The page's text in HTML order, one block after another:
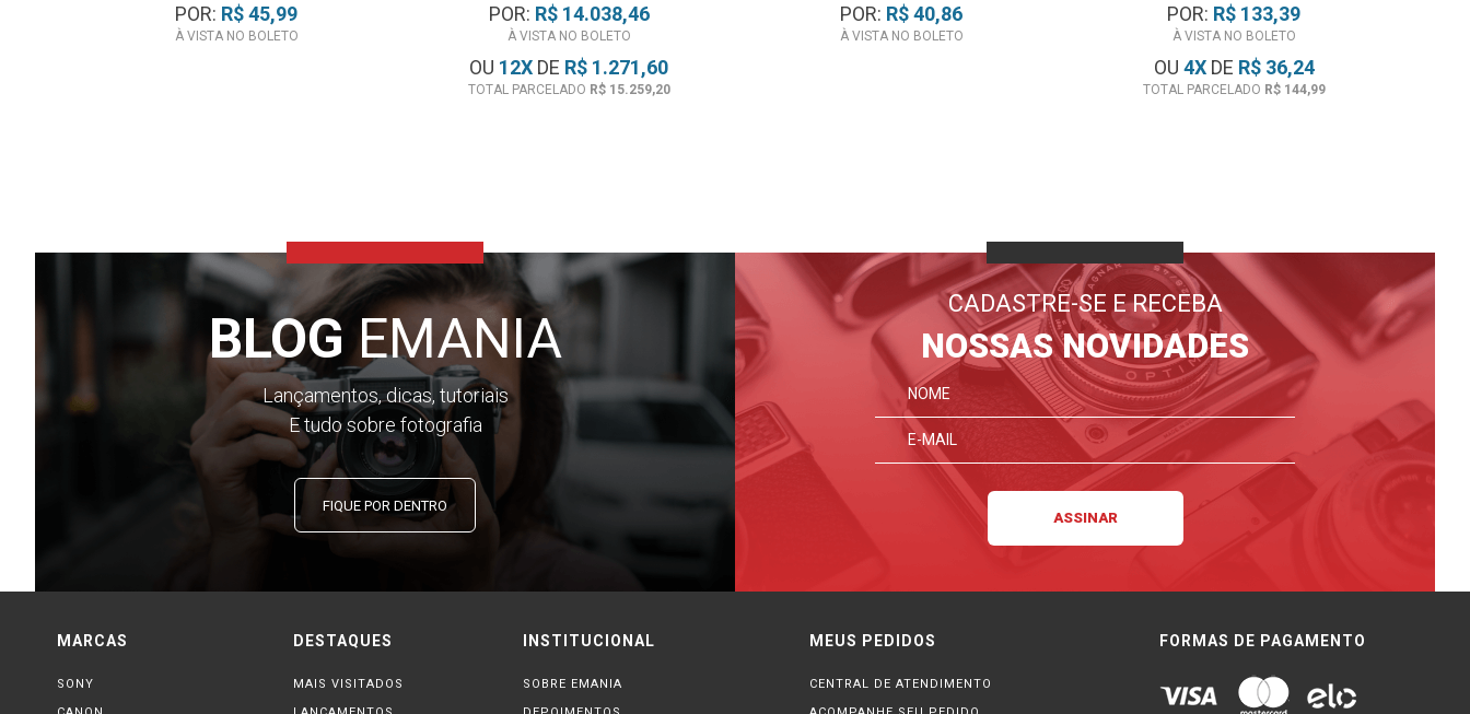
POR: R$ 45,99
À VISTA NO BOLETO
POR: R$ 14.038,46
À VISTA NO BOLETO
OU 12X DE R$ 1.271,60
TOTAL PARCELADO R$ 15.259,20
POR: R$ 40,86
À VISTA NO BOLETO
POR: R$ 133,39
À VISTA NO BOLETO
OU 4XDE R$ 36,24
TOTAL PARCELADO R$ 144,99
BLOGEMANIA
Lançamentos, dicas, tutoriais
E tudo sobre fotografia
FIQUE POR DENTRO
CADASTRE-SE E RECEBA
NOSSAS NOVIDADES
MARCAS
SONY
DESTAQUES
MAIS VISITADOS
INSTITUCIONAL
SOBRE EMANIA
MEUS PEDIDOS
CENTRAL DE ATENDIMENTO
FORMAS DE PAGAMENTO